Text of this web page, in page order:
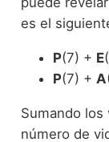
es el
P(7) + E
P(7) + A
Sumando
número de